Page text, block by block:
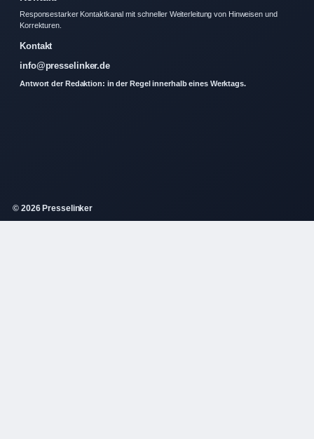
Responsestarker Kontaktkanal mit schneller Weiterleitung von Hinweisen und
Korrekturen.
Kontakt
info@presselinker.de
Antwort der Redaktion: in der Regel innerhalb eines Werktags.
© 2026 Presselinker